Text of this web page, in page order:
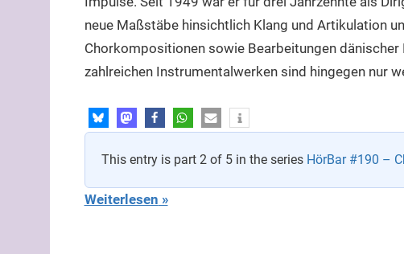
neue Maßstäbe hinsichtlich Klang und Artikulation
Chorkompositionen sowie Bearbeitungen
zahlreichen Instrumentalwerken sind hingegen nur
This entry is part 2 of 5 in the series HörBar #190 –
Weiterlesen